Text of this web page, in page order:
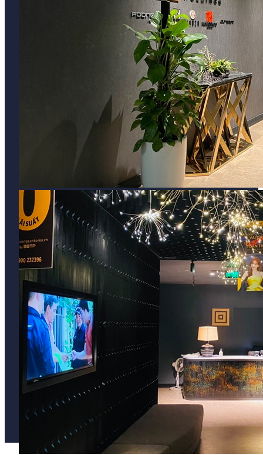
Văn phòng quận Ba Đình
Văn phòng quận Bắc Từ Liêm
Văn phòng quận Cầu Giấy
Văn phòng quận Đống Đa
Văn phòng quận Hà Đông
Văn phòng quận Hai Bà Trưng
Văn phòng quận 1
Văn phòng quận 2
Văn phòng quận 3
Văn phòng quận 4
Văn phòng quận 5
Văn phòng quận 6